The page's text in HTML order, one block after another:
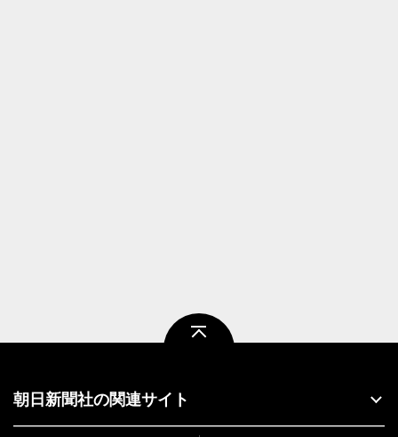
朝日新聞社の関連サイト